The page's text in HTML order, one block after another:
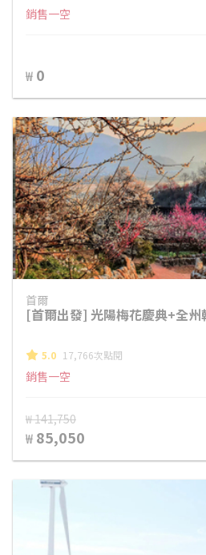
銷售一空
₩ 0
首爾
[首爾出發] 光陽梅花慶典+全州
5.0 17,766次點閱
銷售一空
₩ 141,750
₩ 85,050